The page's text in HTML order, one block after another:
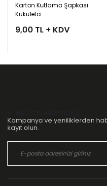
Karton Kutlama Şapkası
Kukuleta
9,00 TL + KDV
Kampanya ve yeniliklerden
kayıt olun.